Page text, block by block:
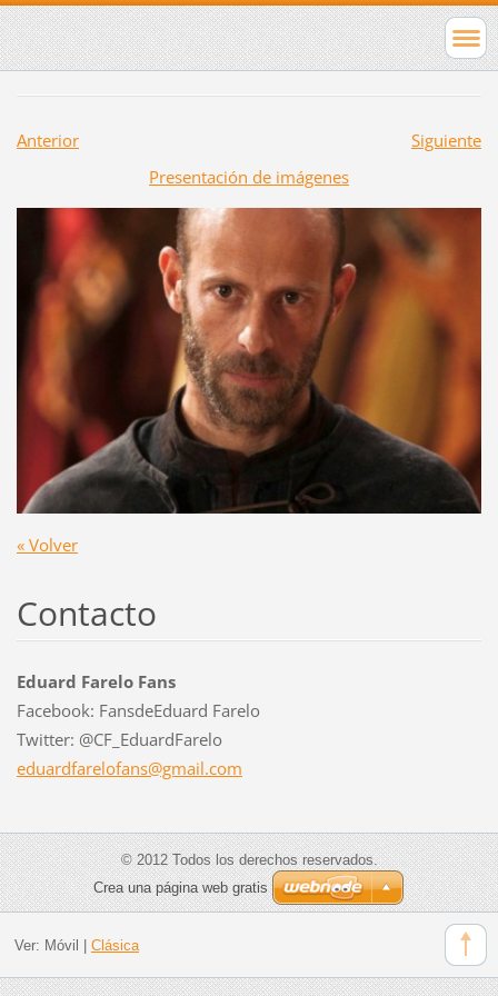
Anterior
Siguiente
Presentación de imágenes
« Volver
Contacto
Eduard Farelo Fans
Facebook: FansdeEduard Farelo
Twitter: @CF_EduardFarelo
eduardfarelofans@gmail.com
© 2012 Todos los derechos reservados.
Crea una página web gratis
Ver: Móvil Clásica